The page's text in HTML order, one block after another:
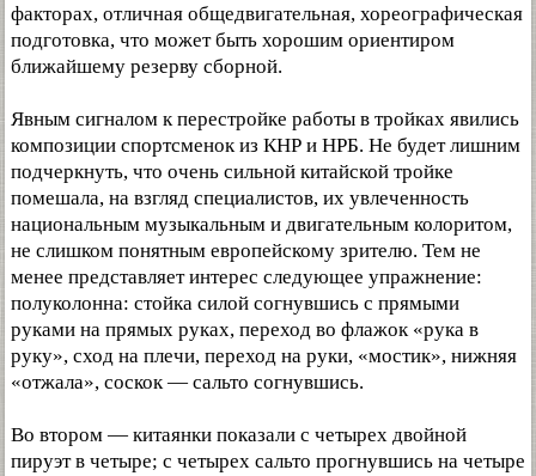
факторах, отличная общедвигательная, хореографическая
подготовка, что может быть хорошим ориентиром
ближайшему резерву сборной.
Явным сигналом к перестройке работы в тройках явились
композиции спортсменок из КНР и НРБ. Не будет лишним
подчеркнуть, что очень сильной китайской тройке
помешала, на взгляд специалистов, их увлеченность
национальным музыкальным и двигательным колоритом,
не слишком понятным европейскому зрителю. Тем не
менее представляет интерес следующее упражнение:
полуколонна: стойка силой согнувшись с прямыми
руками на прямых руках, переход во флажок «рука в
руку», сход на плечи, переход на руки, «мостик», нижняя
«отжала», соскок — сальто согнувшись.
Во втором — китаянки показали с четырех двойной
пируэт в четыре; с четырех сальто прогнувшись на четыре